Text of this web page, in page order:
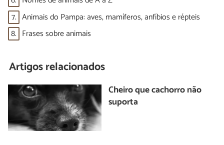
7. Animais do Pampa: aves, mamíferos, anfíbios e répteis
8. Frases sobre animais
Artigos relacionados
Cheiro que cachorro não
suporta